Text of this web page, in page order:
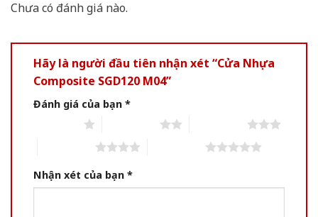
Chưa có đánh giá nào.
Hãy là người đầu tiên nhận xét “Cửa Nhựa
Composite SGD120 M04”
Đánh giá của bạn *
Nhận xét của bạn *